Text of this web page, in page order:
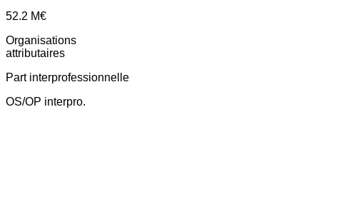
52.2 M€
Organisations
attributaires
Part interprofessionnelle
OS/OP interpro.